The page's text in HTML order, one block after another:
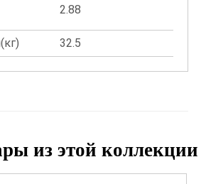
2.88
32.5
из этой коллекции